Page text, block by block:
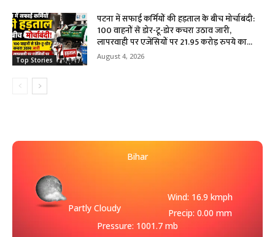
Top Stories
पटना में सफाई कर्मियों की हड़ताल के बीच मोर्चाबंदी:
100 वाहनों से डोर-टू-डोर कचरा उठाव जारी,
लापरवाही पर एजेंसियों पर 21.95 करोड़ रुपये का...
August 4, 2026
Bihar
Partly Cloudy
Wind: 16.9 kmph
Precip: 0.00 mm
Pressure: 1001.7 mb